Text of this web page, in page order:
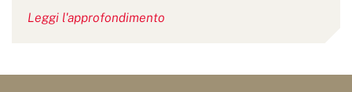
Leggi l'approfondimento